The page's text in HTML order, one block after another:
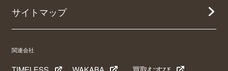
サイトマップ
関連会社